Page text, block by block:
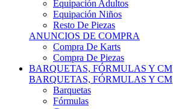
Resto De Piezas
ANUNCIOS DE COMPRA
Compra De Karts
Compra De Piezas
BARQUETAS, FÓRMULAS Y CM
BARQUETAS, FÓRMULAS Y CM
Barquetas
Fórmulas
Cm